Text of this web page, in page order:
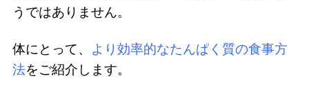
うではありません。
体にとって、 より効率的なたんぱく質の食事方
法をご紹介します。